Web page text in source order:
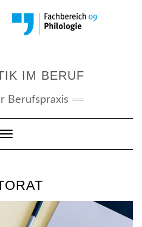
IM BERUF
Berufspraxis
Toggle Navigation